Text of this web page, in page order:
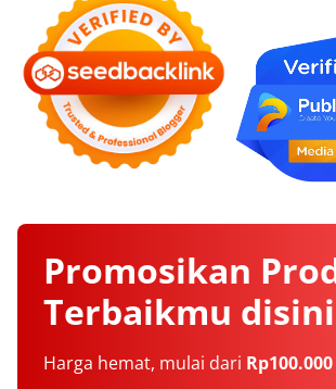
Promosikan
Terbaikmu
Harga hemat, mulai dari Rp100.000